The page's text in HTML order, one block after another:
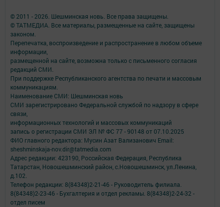
© 2011 - 2026. Шешминская новь. Все права защищены.
© ТАТМЕДИА. Все материалы, размещенные на сайте, защищены
законом.
Перепечатка, воспроизведение и распространение в любом объеме
информации,
размещенной на сайте, возможна только с письменного согласия
редакций СМИ.
При поддержке Республиканского агентства по печати и массовым
коммуникациям.
Наименование СМИ: Шешминская новь
СМИ зарегистрировано Федеральной службой по надзору в сфере
связи,
информационных технологий и массовых коммуникаций
запись о регистрации СМИ ЭЛ № ФС 77 - 90148 от 07.10.2025
ФИО главного редактора: Мусин Азат Вализанович Email:
sheshminskaja-nov.dir@tatmedia.com
Адрес редакции: 423190, Российская Федерация, Республика
Татарстан, Новошешминский район, с.Новошешминск, ул.Ленина,
д.102.
Телефон редакции: 8(84348)2-21-46 - Руководитель филиала.
8(84348)2-23-46 - Бухгалтерия и отдел рекламы. 8(84348)2-24-32 -
отдел писем